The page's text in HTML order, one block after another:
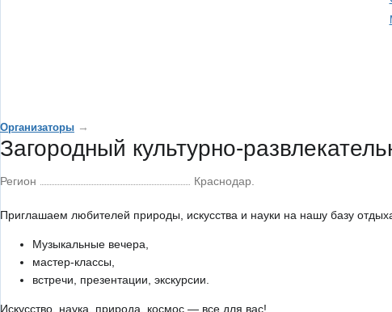
Организаторы →
Загородный культурно-
Регион Краснодар.
Приглашаем любителей природы, искусства и науки на нашу базу
Музыкальные вечера,
мастер-классы,
встречи, презентации, экскурсии.
Искусство, наука, природа, космос — все для вас!